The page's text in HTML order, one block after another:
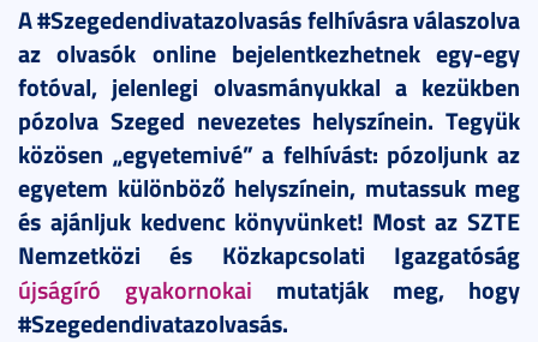
A #Szegedendivatazolvasás felhívásra válaszolva
az olvasók online bejelentkezhetnek egy-egy
fotóval, jelenlegi olvasmányukkal a kezükben
pózolva Szeged nevezetes helyszínein. Tegyük
közösen „egyetemivé” a felhívást: pózoljunk az
egyetem különböző helyszínein, mutassuk meg
és ajánljuk kedvenc könyvünket! Most az SZTE
Nemzetközi és Közkapcsolati Igazgatóság
újságíró gyakornokai mutatják meg, hogy
#Szegedendivatazolvasás.